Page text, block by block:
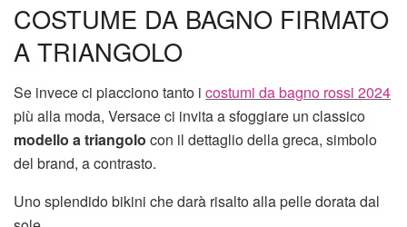
COSTUME DA BAGNO FIRMATO
A TRIANGOLO
Se invece ci piacciono tanto i costumi da bagno rossi 2024
più alla moda, Versace ci invita a sfoggiare un classico
modello a triangolo con il dettaglio della greca, simbolo
del brand, a contrasto.
Uno splendido bikini che darà risalto alla pelle dorata dal